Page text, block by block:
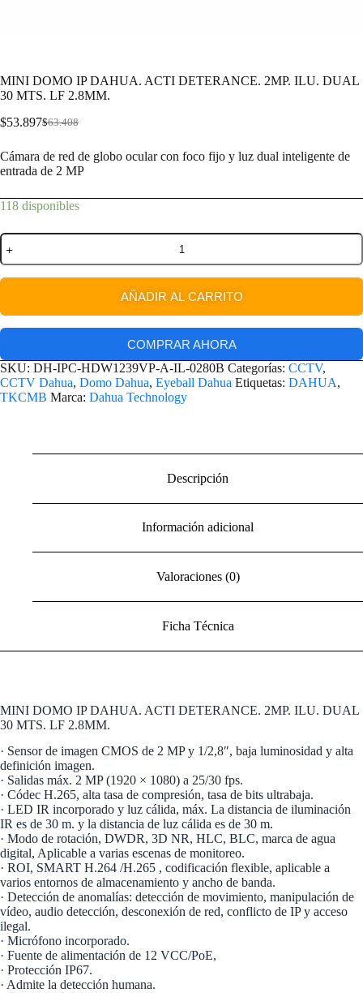
MINI DOMO IP DAHUA. ACTI DETERANCE. 2MP. ILU. DUAL
30 MTS. LF 2.8MM.
$63.408
$53.897
Cámara de red de globo ocular con foco fijo y luz dual inteligente de
entrada de 2 MP
118 disponibles
AÑADIR AL CARRITO
COMPRAR AHORA
SKU: DH-IPC-HDW1239VP-A-IL-0280B Categorías: CCTV,
CCTV Dahua, Domo Dahua, Eyeball Dahua Etiquetas: DAHUA,
TKCMB Marca: Dahua Technology
Descripción
Información adicional
Valoraciones (0)
Ficha Técnica
MINI DOMO IP DAHUA. ACTI DETERANCE. 2MP. ILU. DUAL
30 MTS. LF 2.8MM.
· Sensor de imagen CMOS de 2 MP y 1/2,8″, baja luminosidad y alta
definición imagen.
· Salidas máx. 2 MP (1920 × 1080) a 25/30 fps.
· Códec H.265, alta tasa de compresión, tasa de bits ultrabaja.
· LED IR incorporado y luz cálida, máx. La distancia de iluminación
IR es de 30 m. y la distancia de luz cálida es de 30 m.
· Modo de rotación, DWDR, 3D NR, HLC, BLC, marca de agua
digital, Aplicable a varias escenas de monitoreo.
· ROI, SMART H.264 /H.265 , codificación flexible, aplicable a
varios entornos de almacenamiento y ancho de banda.
· Detección de anomalías: detección de movimiento, manipulación de
vídeo, audio detección, desconexión de red, conflicto de IP y acceso
ilegal.
· Micrófono incorporado.
· Fuente de alimentación de 12 VCC/PoE,
· Protección IP67.
· Admite la detección humana.